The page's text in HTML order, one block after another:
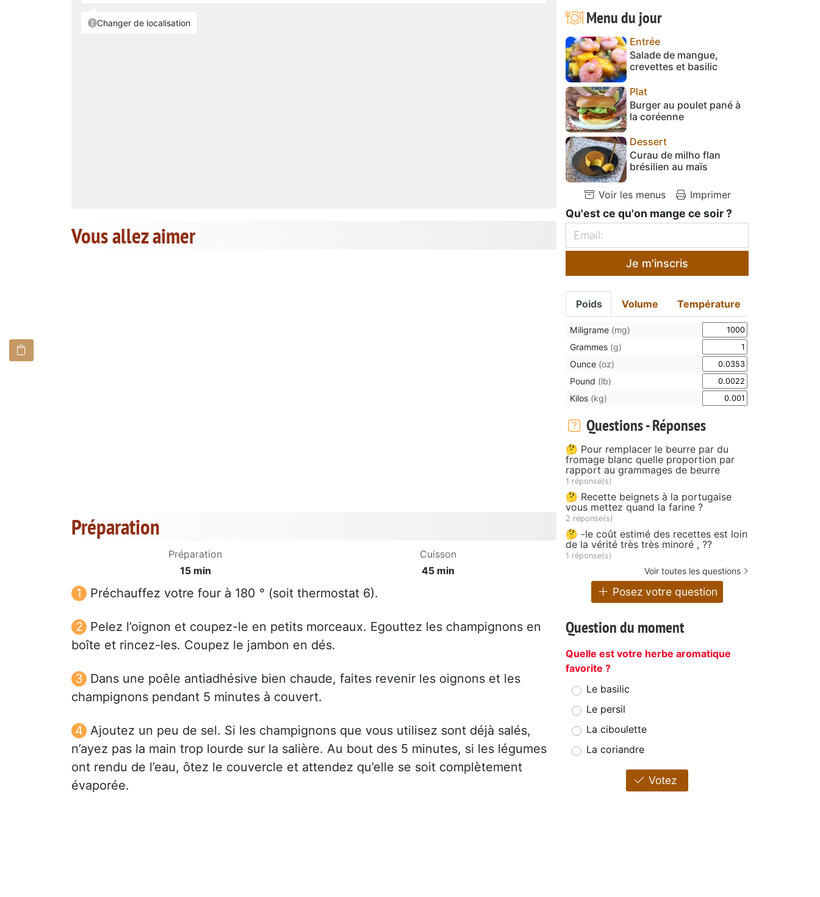
Vous allez aimer
Préparation
Préparation
15 min
Cuisson
45 min
Préchauffez votre four à 180 ° (soit thermostat 6).
Pelez l’oignon et coupez-le en petits morceaux. Egouttez les champignons en
boîte et rincez-les. Coupez le jambon en dés.
Dans une poêle antiadhésive bien chaude, faites revenir les oignons et les
champignons pendant 5 minutes à couvert.
Ajoutez un peu de sel. Si les champignons que vous utilisez sont déjà salés,
n’ayez pas la main trop lourde sur la salière. Au bout des 5 minutes, si les légumes
ont rendu de l’eau, ôtez le couvercle et attendez qu’elle se soit complètement
évaporée.
Menu du jour
Entrée
Salade de mangue,
crevettes et basilic
Plat
Burger au poulet pané à
la coréenne
Dessert
Curau de milho flan
brésilien au maïs
Voir les menus Imprimer
Qu'est ce qu'on mange ce soir ?
Je m'inscris
Poids Volume Température
Miligrame (mg)
Grammes (g)
Ounce (oz)
Pound (lb)
Kilos (kg)
Questions - Réponses
🤔 Pour remplacer le beurre par du
fromage blanc quelle proportion par
rapport au grammages de beurre
1 réponse(s)
🤔 Recette beignets à la portugaise
vous mettez quand la farine ?
2 réponse(s)
🤔 -le coût estimé des recettes est loin
de la vérité très très minoré , ??
1 réponse(s)
Voir toutes les questions
Posez votre question
Question du moment
Quelle est votre herbe aromatique
favorite ?
Le basilic
Le persil
La ciboulette
La coriandre
Votez